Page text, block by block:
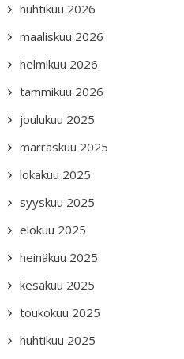
huhtikuu 2026
maaliskuu 2026
helmikuu 2026
tammikuu 2026
joulukuu 2025
marraskuu 2025
lokakuu 2025
syyskuu 2025
elokuu 2025
heinäkuu 2025
kesäkuu 2025
toukokuu 2025
huhtikuu 2025